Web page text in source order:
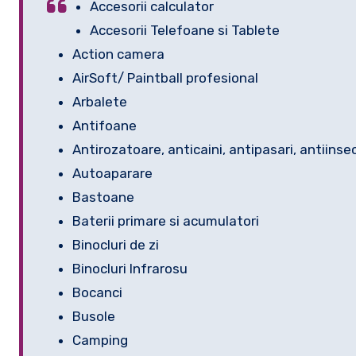
Accesorii calculator
Accesorii Telefoane si Tablete
Action camera
AirSoft/ Paintball profesional
Arbalete
Antifoane
Antirozatoare, anticaini, antipasari,
Autoaparare
Bastoane
Baterii primare si acumulatori
Binocluri de zi
Binocluri Infrarosu
Bocanci
Busole
Camping